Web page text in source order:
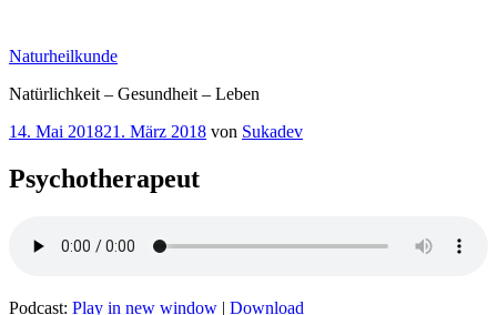
springen
Naturheilkunde
Natürlichkeit – Gesundheit – Leben
Veröffentlicht
14. Mai 201821. März 2018 von Sukadev
Psychotherapeut
Podcast: Play in new window | Download